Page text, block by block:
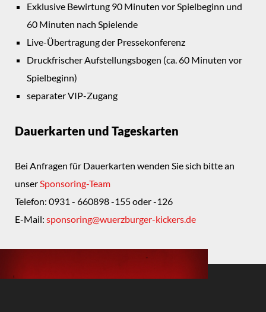
Exklusive Bewirtung 90 Minuten vor Spielbeginn und
60 Minuten nach Spielende
Live-Übertragung der Pressekonferenz
Druckfrischer Aufstellungsbogen (ca. 60 Minuten vor
Spielbeginn)
separater VIP-Zugang
Dauerkarten und Tageskarten
Bei Anfragen für Dauerkarten wenden Sie sich bitte an
unserSponsoring-Team
Telefon: 0931 - 660898 -155 oder -126
E-Mail: sponsoring@wuerzburger-kickers.de